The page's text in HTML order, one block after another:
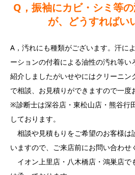
Q，振袖にカビ・シミ等
が、どうすればい
A，汚れにも種類がございます。汗に
ーションの付着による油性の汚れ等い
紹介しましたがいせやにはクリーニン
で相談、お見積りができますので一度
※診断士は深谷店・東松山店・熊谷行
しております。
相談や見積もりをご希望のお客様は
いますので、ご来店前にお問い合わせ
イオン上里店・八木橋店・鴻巣店で